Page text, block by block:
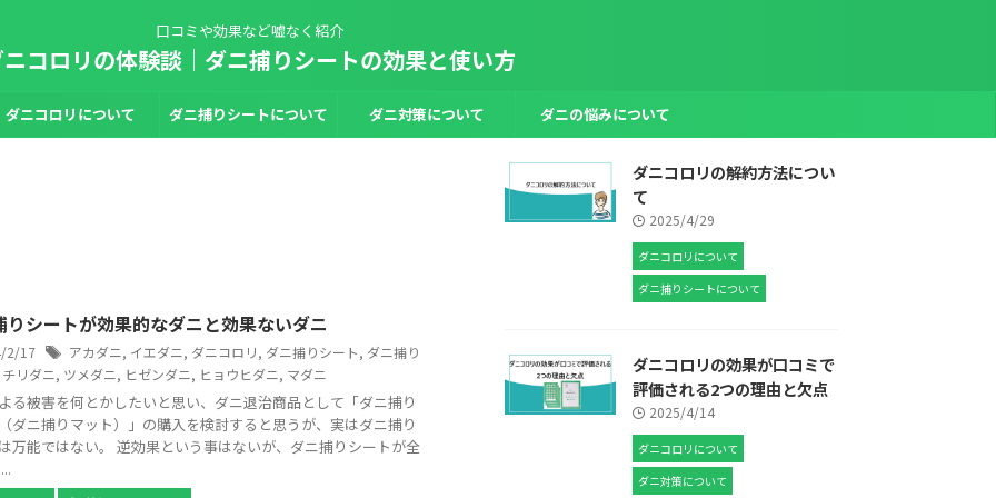
口コミや効果など嘘なく紹介
コロリの体験談｜ダニ捕りシートの効果と使い方
ダニコロリについて ダニ捕りシートについて ダニ対策について ダニの悩みについて
りシートが効果的なダニと効果ないダニ
2/17 アカダニ, イエダニ, ダニコロリ, ダニ捕りシート, ダニ捕り
チリダニ, ツメダニ, ヒゼンダニ, ヒョウヒダニ, マダニ
る被害を何とかしたいと思い、ダニ退治商品として「ダニ捕り
ダニ捕りマット）」の購入を検討すると思うが、実はダニ捕り
万能ではない。 逆効果という事はないが、ダニ捕りシートが全
ダニコロリの解約方法につい
て
2025/4/29
ダニコロリについて
ダニ捕りシートについて
ダニコロリの効果が口コミで
評価される2つの理由と欠点
2025/4/14
ダニコロリについて
ダニ対策について